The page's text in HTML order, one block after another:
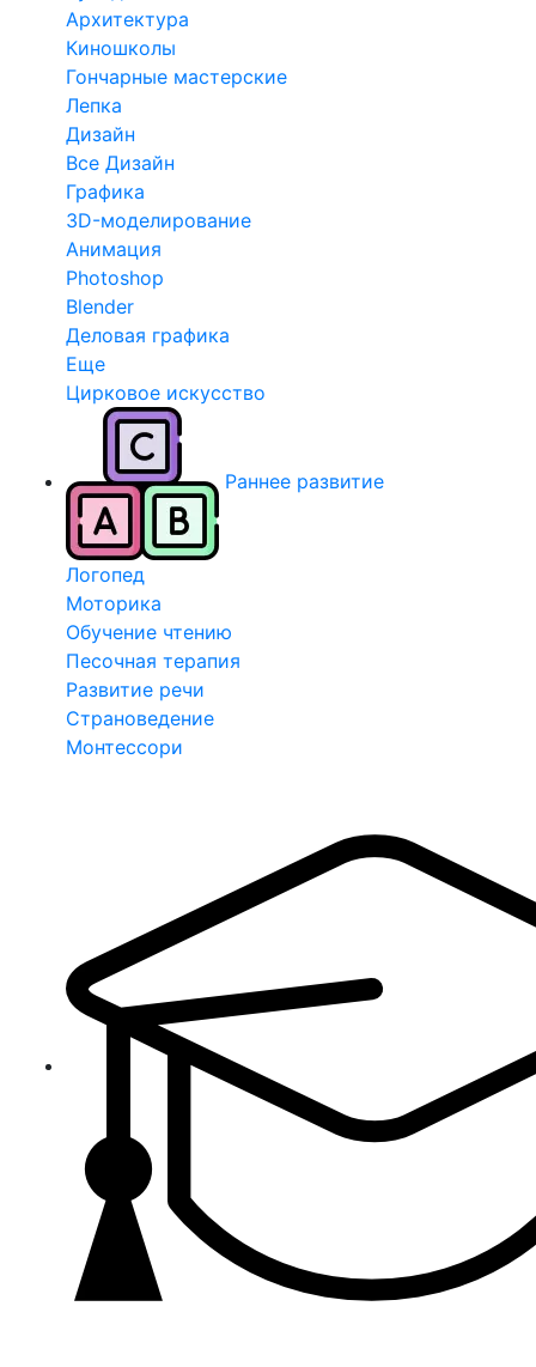
Архитектура
Киношколы
Гончарные мастерские
Лепка
Дизайн
Все Дизайн
Графика
3D-моделирование
Анимация
Photoshop
Blender
Деловая графика
Еще
Цирковое искусство
Раннее развитие
Логопед
Моторика
Обучение чтению
Песочная терапия
Развитие речи
Страноведение
Монтессори